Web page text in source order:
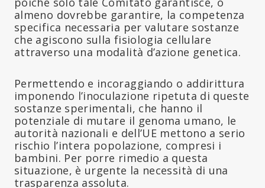
almeno dovrebbe garantire, la competenza
specifica necessaria per valutare sostanze
che agiscono sulla fisiologia cellulare
attraverso una modalità d’azione genetica.
Permettendo e incoraggiando o addirittura
imponendo l’inoculazione ripetuta di queste
sostanze sperimentali, che hanno il
potenziale di mutare il genoma umano, le
autorità nazionali e dell’UE mettono a serio
rischio l’intera popolazione, compresi i
bambini. Per porre rimedio a questa
situazione, è urgente la necessità di una
trasparenza assoluta.